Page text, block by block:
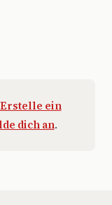
Erstelle ein
dich an.